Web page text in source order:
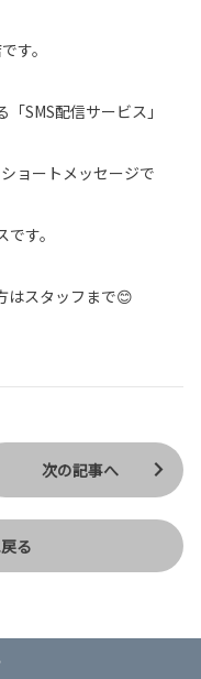
す。
SMS配信サービス」
ョートメッセージで
す。
はスタッフまで😊
る
次の記事へ